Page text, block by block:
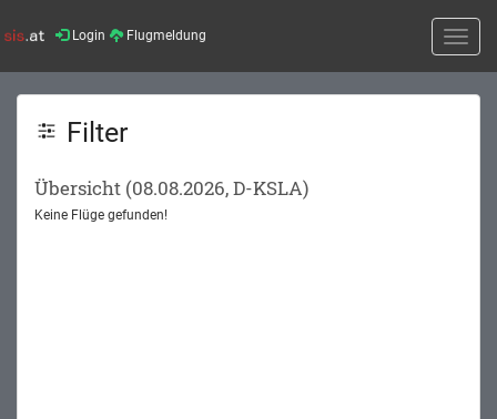
Login Flugmeldung
Toggle
Filter
Übersicht (08.08.2026, D-KSLA)
Keine Flüge gefunden!